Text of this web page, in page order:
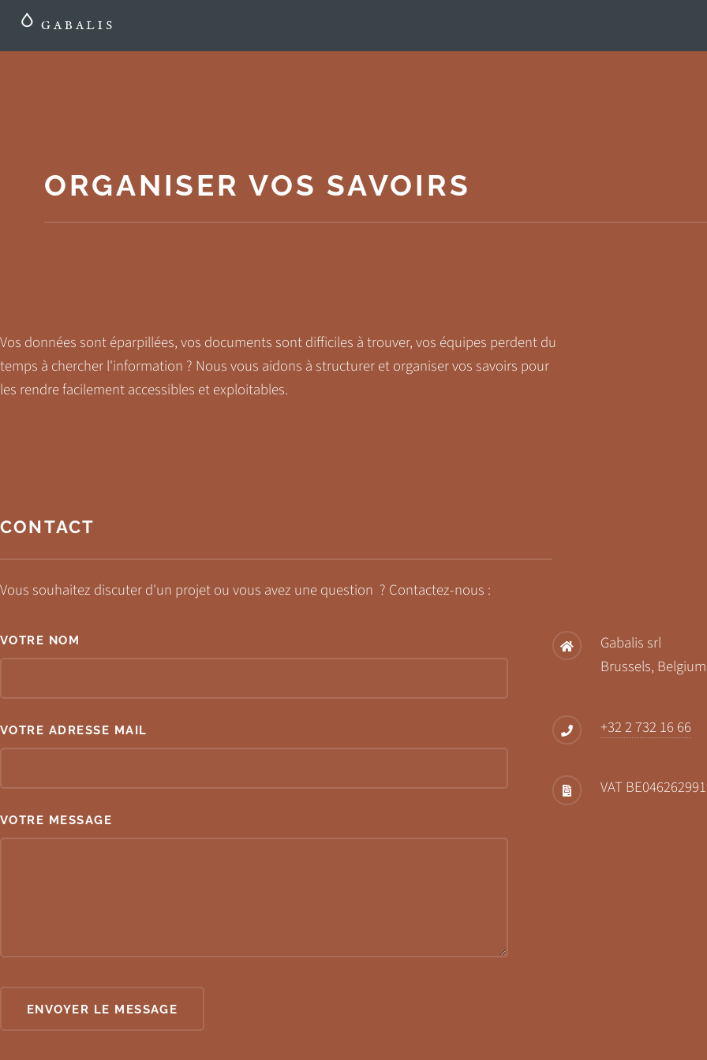
GABALIS
ORGANISER VOS SAVOIRS
Vos données sont éparpillées, vos documents sont difficiles à trouver, vos équipes perdent du
temps à chercher l'information ? Nous vous aidons à structurer et organiser vos savoirs pour
les rendre facilement accessibles et exploitables.
CONTACT
Vous souhaitez discuter d'un projet ou vous avez une question ? Contactez-nous :
VOTRE NOM
VOTRE ADRESSE MAIL
VOTRE MESSAGE
Gabalis srl
Brussels, Belgium
+32 2 732 16 66
VAT